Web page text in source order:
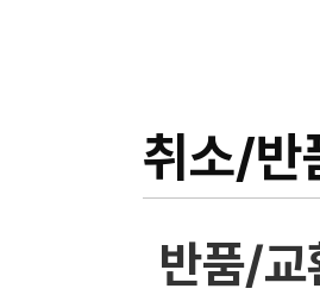
취소/반
반품/교